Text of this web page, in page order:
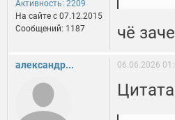
Активность: 2209
На сайте c 07.12.2015
Сообщений: 1187
чё
александр... 06.06.2026
Цитата